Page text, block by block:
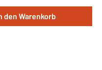
gewünschten
den Warenkorb